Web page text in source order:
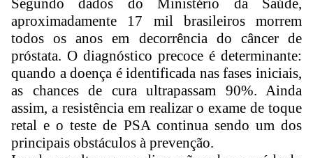
Segundo dados do Ministério da Saúde,
aproximadamente 17 mil brasileiros morrem
todos os anos em decorrência do câncer de
próstata. O diagnóstico precoce é determinante:
quando a doença é identificada nas fases iniciais,
as chances de cura ultrapassam 90%. Ainda
assim, a resistência em realizar o exame de toque
retal e o teste de PSA continua sendo um dos
principais obstáculos à prevenção.